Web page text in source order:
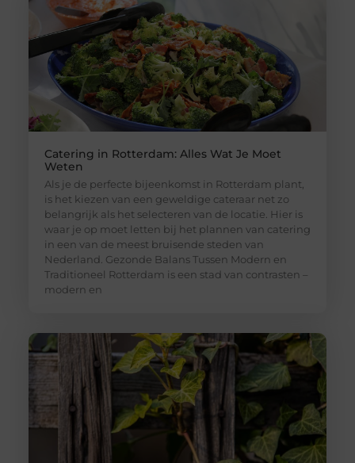
Catering in Rotterdam: Alles Wat Je Moet
Weten
Als je de perfecte bijeenkomst in Rotterdam plant,
is het kiezen van een geweldige cateraar net zo
belangrijk als het selecteren van de locatie. Hier is
waar je op moet letten bij het plannen van catering
in een van de meest bruisende steden van
Nederland. Gezonde Balans Tussen Modern en
Traditioneel Rotterdam is een stad van contrasten –
modern en